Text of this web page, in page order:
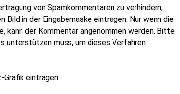
von Spamkommentaren zu verhindern,
in der Eingabemaske eintragen. Nur wenn die
kann der Kommentar angenommen werden. Bitte
unterstützen muss, um dieses Verfahren
eintragen: